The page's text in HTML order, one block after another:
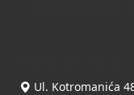
Ul. Kotromanića